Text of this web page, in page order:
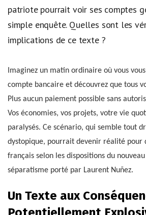
patriote pourrait voir ses comptes
simple enquête. Quelles sont les
implications de ce texte ?
Imaginez un matin ordinaire où vous
compte bancaire et découvrez que tous
Plus aucun paiement possible sans
Vos économies, vos projets, votre vie
paralysés. Ce scénario, qui semble tout
dystopique, pourrait devenir réalité pour
français selon les dispositions du
séparatisme porté par Laurent Nuñez.
Un Texte aux